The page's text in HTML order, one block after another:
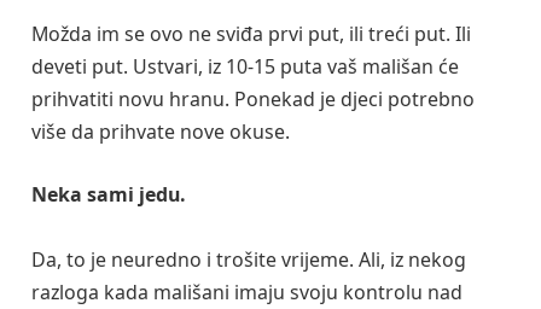
Možda im se ovo ne sviđa prvi put, ili treći put. Ili
deveti put. Ustvari, iz 10-15 puta vaš mališan će
prihvatiti novu hranu. Ponekad je djeci potrebno
više da prihvate nove okuse.
Neka sami jedu.
Da, to je neuredno i trošite vrijeme. Ali, iz nekog
razloga kada mališani imaju svoju kontrolu nad